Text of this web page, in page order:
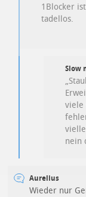
1Blocker
tadellos.
Slow
viele
nein
Aurelius
Wieder nur